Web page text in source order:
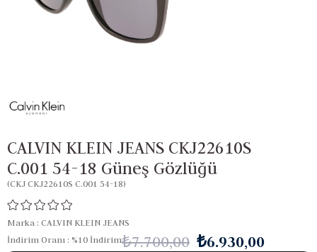
CALVIN KLEIN JEANS CKJ22610S
C.001 54-18 Güneş Gözlüğü
(CKJ CKJ22610S C.001 54-18)
Marka : CALVIN KLEIN JEANS
İndirim Oranı : %10 İndirim₺7.700,00 ₺6.930,00